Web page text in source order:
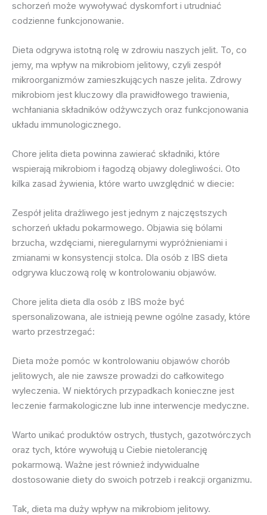
schorzeń może wywoływać dyskomfort i utrudniać
codzienne funkcjonowanie.
Dieta odgrywa istotną rolę w zdrowiu naszych jelit. To, co
jemy, ma wpływ na mikrobiom jelitowy, czyli zespół
mikroorganizmów zamieszkujących nasze jelita. Zdrowy
mikrobiom jest kluczowy dla prawidłowego trawienia,
wchłaniania składników odżywczych oraz funkcjonowania
układu immunologicznego.
Chore jelita dieta powinna zawierać składniki, które
wspierają mikrobiom i łagodzą objawy dolegliwości. Oto
kilka zasad żywienia, które warto uwzględnić w diecie:
Zespół jelita drażliwego jest jednym z najczęstszych
schorzeń układu pokarmowego. Objawia się bólami
brzucha, wzdęciami, nieregularnymi wypróżnieniami i
zmianami w konsystencji stolca. Dla osób z IBS dieta
odgrywa kluczową rolę w kontrolowaniu objawów.
Chore jelita dieta dla osób z IBS może być
spersonalizowana, ale istnieją pewne ogólne zasady, które
warto przestrzegać:
Dieta może pomóc w kontrolowaniu objawów chorób
jelitowych, ale nie zawsze prowadzi do całkowitego
wyleczenia. W niektórych przypadkach konieczne jest
leczenie farmakologiczne lub inne interwencje medyczne.
Warto unikać produktów ostrych, tłustych, gazotwórczych
oraz tych, które wywołują u Ciebie nietolerancję
pokarmową. Ważne jest również indywidualne
dostosowanie diety do swoich potrzeb i reakcji organizmu.
Tak, dieta ma duży wpływ na mikrobiom jelitowy.